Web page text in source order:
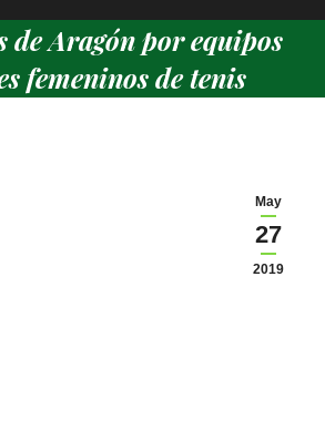
de Aragón por equipos
femeninos de tenis
May
27
2019